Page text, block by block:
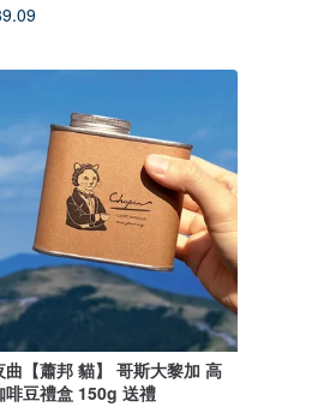
貓】 哥斯大黎加 高
啡豆禮盒 150g 送禮